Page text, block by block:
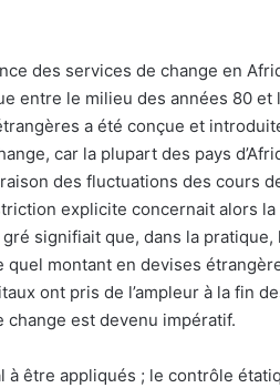
des services de change en
entre le milieu des années 80 et
a été conçue et
car la plupart des pays
des fluctuations des cours
explicite concernait alors
signifiait que, dans la
quel montant en devises
ont pris de l’ampleur à la fin
est devenu impératif.
à être appliqués ; le contrôle